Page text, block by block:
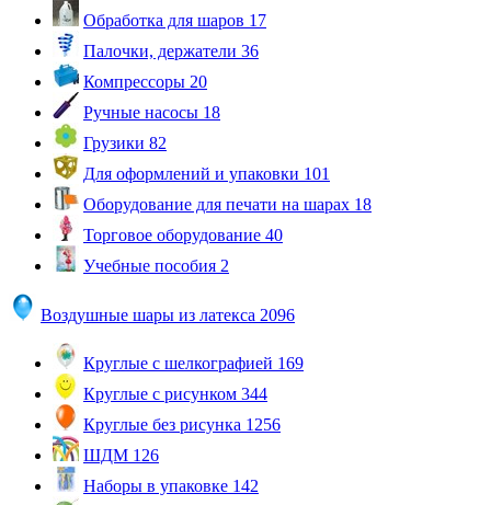
Обработка для шаров 17
Палочки, держатели 36
Компрессоры 20
Ручные насосы 18
Грузики 82
Для оформлений и упаковки 101
Оборудование для печати на шарах 18
Торговое оборудование 40
Учебные пособия 2
Воздушные шары из латекса 2096
Круглые с шелкографией 169
Круглые с рисунком 344
Круглые без рисунка 1256
ШДМ 126
Наборы в упаковке 142